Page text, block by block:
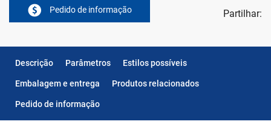
Pedido de informação Partilhar:
Descrição Parâmetros
Estilos possíveis
Embalagem e entrega
Produtos relacionados
Pedido de informação